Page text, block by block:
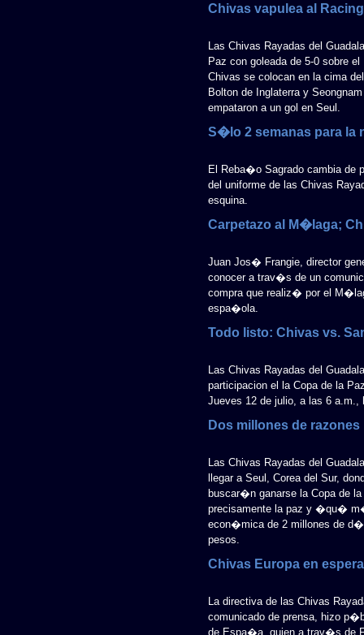
Chivas vapulea al
Las Chivas Rayadas del
Paz con goleada de 5-0 sobre
Chivas se colocan en la cima
Bolton de Inglaterra y
empataron a un gol en Seul.
S�lo 2 semanas para la
El Reba�o Sagrado cambia
del uniforme de las Chivas
esquina.
Carpetazo al M�laga;
Juan Jos� Frangie, director
conocer a trav�s de un
compra que realiz� por el
espa�ola.
Todo listo: Chivas vs.
Las Chivas Rayadas del
participacion el la Copa de la
Jueves 12 de julio, a las 6 a.m.,
Dos millones de razones
Las Chivas Rayadas del
llegar a Seul, Corea del Sur,
buscar�n ganarse la Copa de
precisamente la paz y �qu�
econ�mica de 2 millones de
pesos.
Chivas Europa en
La directiva de las Chivas
comunicado de prensa, hizo
de Espa�a, quien a trav�s de